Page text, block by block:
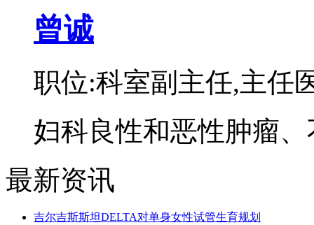
曾诚
职位:科室副主任,主任
妇科良性和恶性肿瘤
最新资讯
吉尔吉斯斯坦DELTA对单身女性试管生育规划